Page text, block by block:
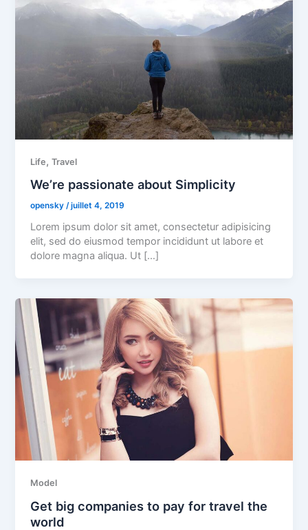
Life,Travel
We’re passionate about Simplicity
opensky/juillet 4, 2019
Lorem ipsum dolor sit amet, consectetur adipisicing
elit, sed do eiusmod tempor incididunt ut labore et
dolore magna aliqua. Ut […]
Model
Get big companies to pay for travel the
world